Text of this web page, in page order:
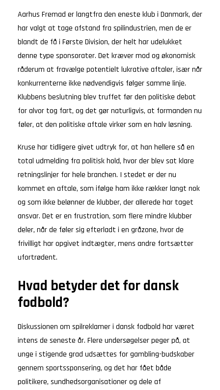
Aarhus Fremad er langtfra den eneste klub i Danmark, der
har valgt at tage afstand fra spilindustrien, men de er
blandt de få i Første Division, der helt har udelukket
denne type sponsorater. Det kræver mod og økonomisk
råderum at fravælge potentielt lukrative aftaler, især når
konkurrenterne ikke nødvendigvis følger samme linje.
Klubbens beslutning blev truffet før den politiske debat
for alvor tog fart, og det gør naturligvis, at formanden nu
føler, at den politiske aftale virker som en halv løsning.
Kruse har tidligere givet udtryk for, at han hellere så en
total udmelding fra politisk hold, hvor der blev sat klare
retningslinjer for hele branchen. I stedet er der nu
kommet en aftale, som ifølge ham ikke rækker langt nok
og som ikke belønner de klubber, der allerede har taget
ansvar. Det er en frustration, som flere mindre klubber
deler, når de føler sig efterladt i en gråzone, hvor de
frivilligt har opgivet indtægter, mens andre fortsætter
ufortrødent.
Hvad betyder det for dansk
fodbold?
Diskussionen om spilreklamer i dansk fodbold har været
intens de seneste år. Flere undersøgelser peger på, at
unge i stigende grad udsættes for gambling-budskaber
gennem sportssponsering, og det har fået både
politikere, sundhedsorganisationer og dele af